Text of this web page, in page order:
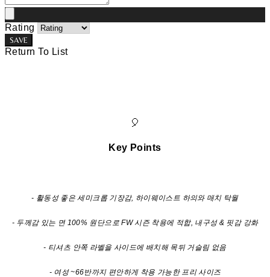
Rating
SAVE
Return To List
🎈
Key Points
- 활동성 좋은 세미크롭 기장감, 하이웨이스트 하의와 매치 탁월
- 두께감 있는 면 100% 원단으로 FW 시즌 착용에 적합, 내구성 & 핏감 강화
- 티셔츠 안쪽 라벨을 사이드에 배치해 목뒤 거슬림 없음
- 여성 ~66반까지 편안하게 착용 가능한 프리 사이즈